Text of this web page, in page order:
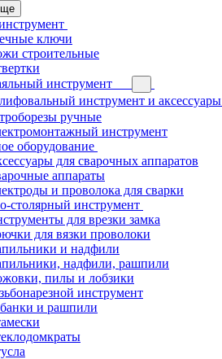
ключи
строительные
инструмент
инструмент и аксессуары
ручные
инструмент
оборудование
для сварочных аппаратов
аппараты
и проволока для сварки
столярный инструмент
для врезки замка
для вязки проволоки
и надфили
надфили, рашпили
пилы и лобзики
инструмент
и рашпили